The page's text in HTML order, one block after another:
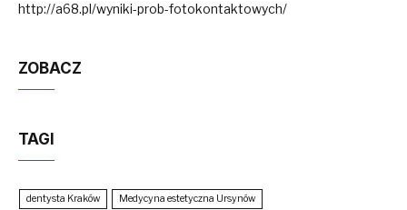
http://a68.pl/wyniki-prob-fotokontaktowych/
ZOBACZ
TAGI
dentysta Kraków
Medycyna estetyczna Ursynów